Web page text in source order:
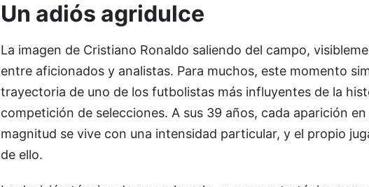
Un adiós agridulce
La imagen de Cristiano Ronaldo saliendo del campo,
entre aficionados y analistas. Para muchos, este momento
trayectoria de uno de los futbolistas más influyentes de la
competición de selecciones. A sus 39 años, cada aparición
magnitud se vive con una intensidad particular, y el propio
de ello.